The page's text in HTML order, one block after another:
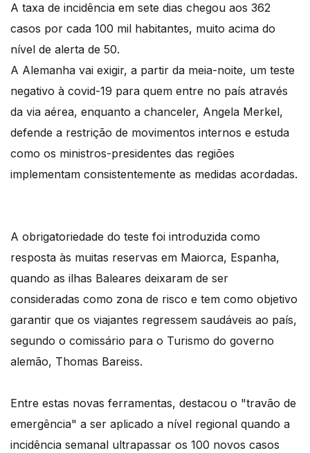
A taxa de incidência em sete dias chegou aos 362
casos por cada 100 mil habitantes, muito acima do
nível de alerta de 50.
A Alemanha vai exigir, a partir da meia-noite, um teste
negativo à covid-19 para quem entre no país através
da via aérea, enquanto a chanceler, Angela Merkel,
defende a restrição de movimentos internos e estuda
como os ministros-presidentes das regiões
implementam consistentemente as medidas acordadas.
A obrigatoriedade do teste foi introduzida como
resposta às muitas reservas em Maiorca, Espanha,
quando as ilhas Baleares deixaram de ser
consideradas como zona de risco e tem como objetivo
garantir que os viajantes regressem saudáveis ao país,
segundo o comissário para o Turismo do governo
alemão, Thomas Bareiss.
Entre estas novas ferramentas, destacou o "travão de
emergência" a ser aplicado a nível regional quando a
incidência semanal ultrapassar os 100 novos casos